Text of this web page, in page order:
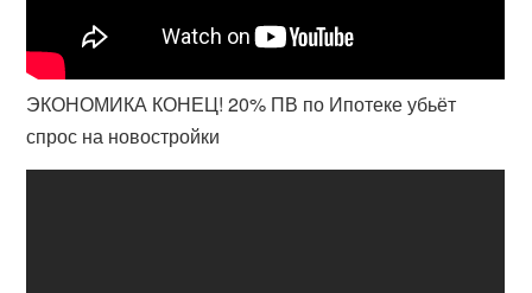
ЭКОНОМИКА КОНЕЦ! 20% ПВ по Ипотеке убьёт
спрос на новостройки